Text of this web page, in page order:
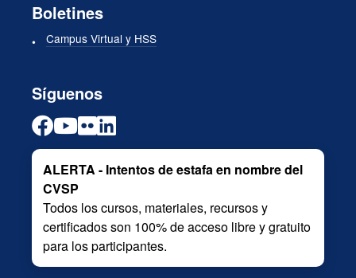
Boletines
Campus Virtual y HSS
Síguenos
ALERTA - Intentos de estafa en nombre del
CVSP
Todos los cursos, materiales, recursos y
certificados son 100% de acceso libre y gratuito
para los participantes.